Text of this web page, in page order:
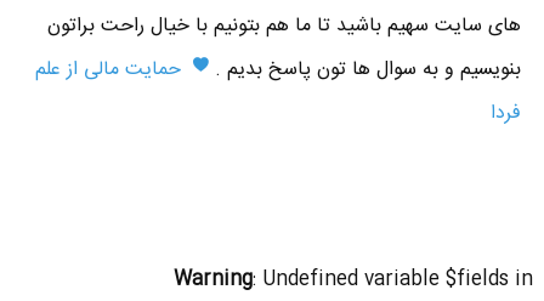
های سایت سهیم باشید تا ما هم بتونیم با خیال راحت براتون
بنویسیم و به سوال ها تون پاسخ بدیم .
حمایت مالی از علم
فردا
Warning: Undefined variable $fields in